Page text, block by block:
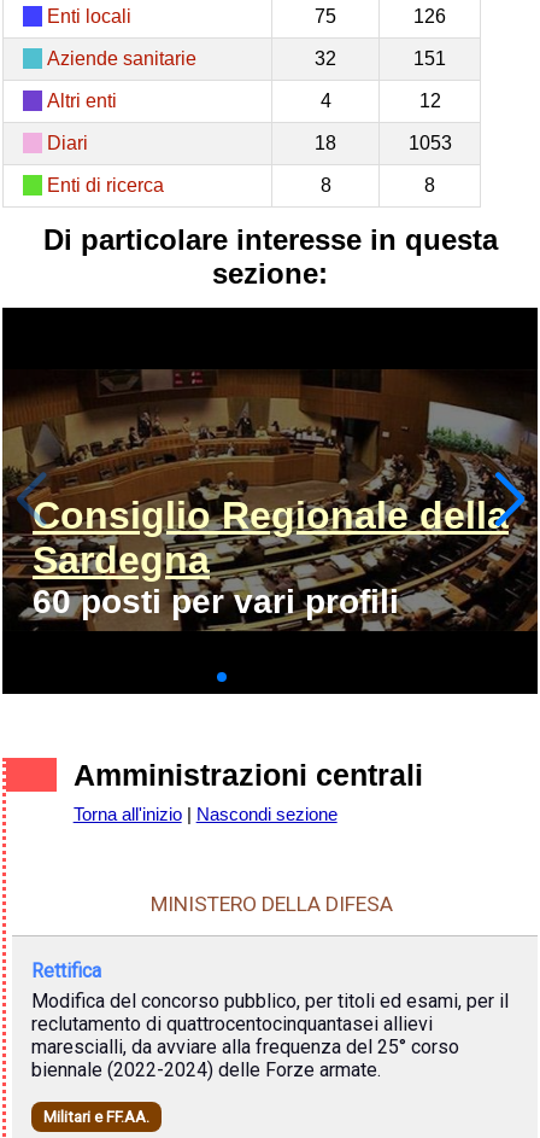
Enti locali 75 126
Aziende sanitarie 32 151
Altri enti 4 12
Diari 18 1053
Enti di ricerca 8 8
Di particolare interesse in questa
sezione:
Consiglio Regionale della
Sardegna
60 posti per vari profili
Amministrazioni centrali
Torna all'inizio| Nascondi sezione
MINISTERO DELLA DIFESA
Rettifica
Modifica del concorso pubblico, per titoli ed esami, per il
reclutamento di quattrocentocinquantasei allievi
marescialli, da avviare alla frequenza del 25° corso
biennale (2022-2024) delle Forze armate.
Militari e FF.AA.